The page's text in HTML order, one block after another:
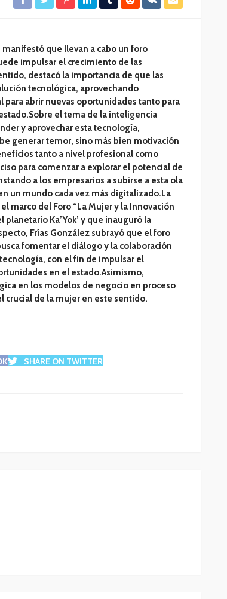
que llevan a cabo un foro
impulsar el crecimiento de las
destacó la importancia de que las
tecnológica, aprovechando
abrir nuevas oportunidades tanto para
el tema de la inteligencia
y aprovechar esta tecnología,
generar temor, sino más bien motivación
tanto a nivel profesional como
para comenzar a explorar el potencial de
a los empresarios a subirse a esta ola
un mundo cada vez más digitalizado.La
marco del Foro “La Mujer y la Innovación
Ka’Yok’ y que inauguró la
Frías González subrayó que el foro
fomentar el diálogo y la colaboración
con el fin de impulsar el
en el estado.Asimismo,
en los modelos de negocio en proceso
crucial de la mujer en este sentido.
SHARE ON TWITTER